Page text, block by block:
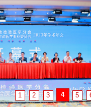
1 2 3 4 5